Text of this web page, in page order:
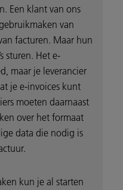
Een klant van ons
van
facturen. Maar hun
sturen. Het e-
maar je leverancier
je e-invoices kunt
moeten daarnaast
over het formaat
data die nodig is
kun je al starten